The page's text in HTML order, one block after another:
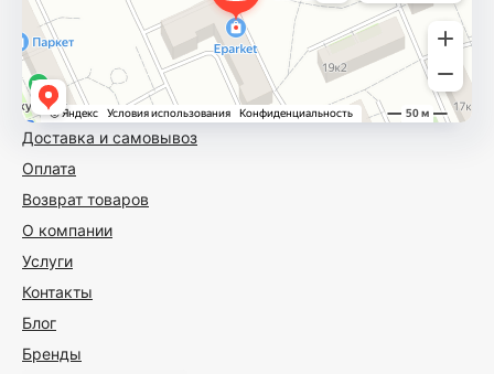
Доставка и самовывоз
Оплата
Возврат товаров
О компании
Услуги
Контакты
Блог
Бренды